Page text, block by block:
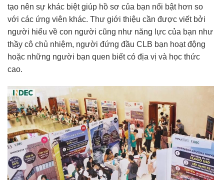
tạo nên sự khác biệt giúp hồ sơ của bạn nổi bật hơn so
với các ứng viên khác. Thư giới thiệu cần được viết bởi
người hiểu về con người cũng như năng lực của bạn như
thầy cô chủ nhiệm, người đứng đầu CLB bạn hoạt động
hoặc những người bạn quen biết có địa vị và học thức
cao.